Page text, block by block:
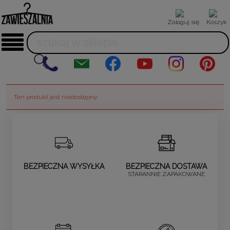
Zaloguj się Koszyk
Ten produkt jest niedostępny.
BEZPIECZNA WYSYŁKA BEZPIECZNA DOSTAWA
STARANNIE ZAPAKOWANE